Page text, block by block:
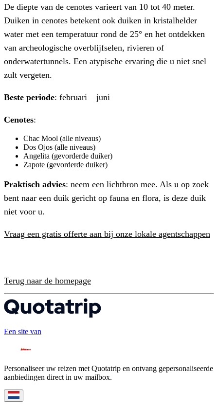
De diepte van de cenotes varieert van 10 tot 40 meter.
Duiken in cenotes betekent ook duiken in kristalhelder
water met een temperatuur rond de 25° en het ontdekken
van archeologische overblijfselen, rivieren of
onderwatertunnels. Een atypische ervaring die u niet snel
zult vergeten.
Beste periode: februari – juni
Cenotes:
Chac Mool (alle niveaus)
Dos Ojos (alle niveaus)
Angelita (gevorderde duiker)
Zapote (gevorderde duiker)
Praktisch advies: neem een lichtbron mee. Als u op zoek
bent naar een duik gericht op fauna en flora, is deze duik
niet voor u.
Vraag een gratis offerte aan bij onze lokale agentschappen
Terug naar de homepage
Een site van
Personaliseer uw reizen met Quotatrip en ontvang gepersonaliseerde
aanbiedingen direct in uw mailbox.